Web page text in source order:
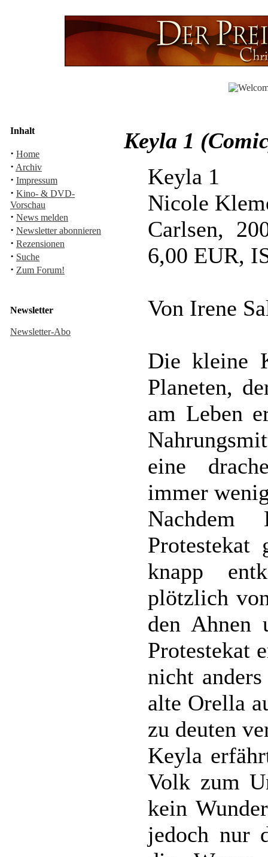
Inhalt
· Home
· Archiv
· Impressum
· Kino- & DVD-
Vorschau
· News melden
· Newsletter abonnieren
· Rezensionen
· Suche
· Zum Forum!
Newsletter
Newsletter-Abo
Keyla 1
Keyla 1
Nicole
Carlsen,
6,00 EUR,
Von Irene
Die kleine
Planeten,
am Leben
eine
immer
Protestekat
knapp
plötzlich
den Ahnen
Protestekat
nicht
alte Orella
zu deuten
Keyla
Volk zum
kein
jedoch nur